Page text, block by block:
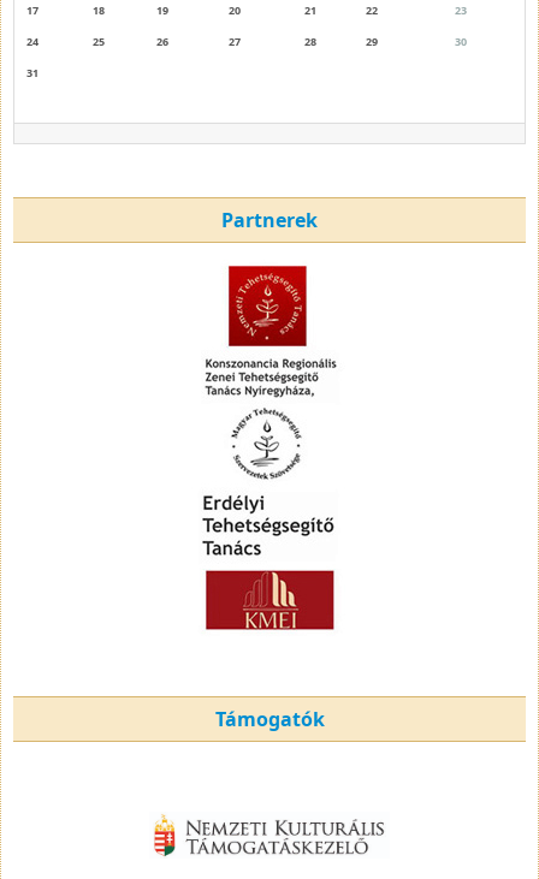
17
18 19 20 21 22
23
24
25 26 27 28 29
30
31
Partnerek
Támogatók